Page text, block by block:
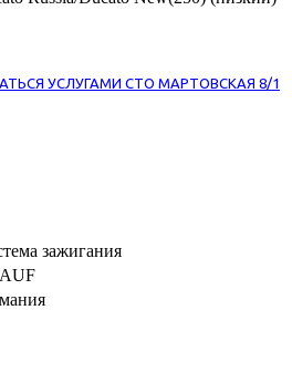
УСЛУГАМИ СТО МАРТОВСКАЯ 8/1
зажигания